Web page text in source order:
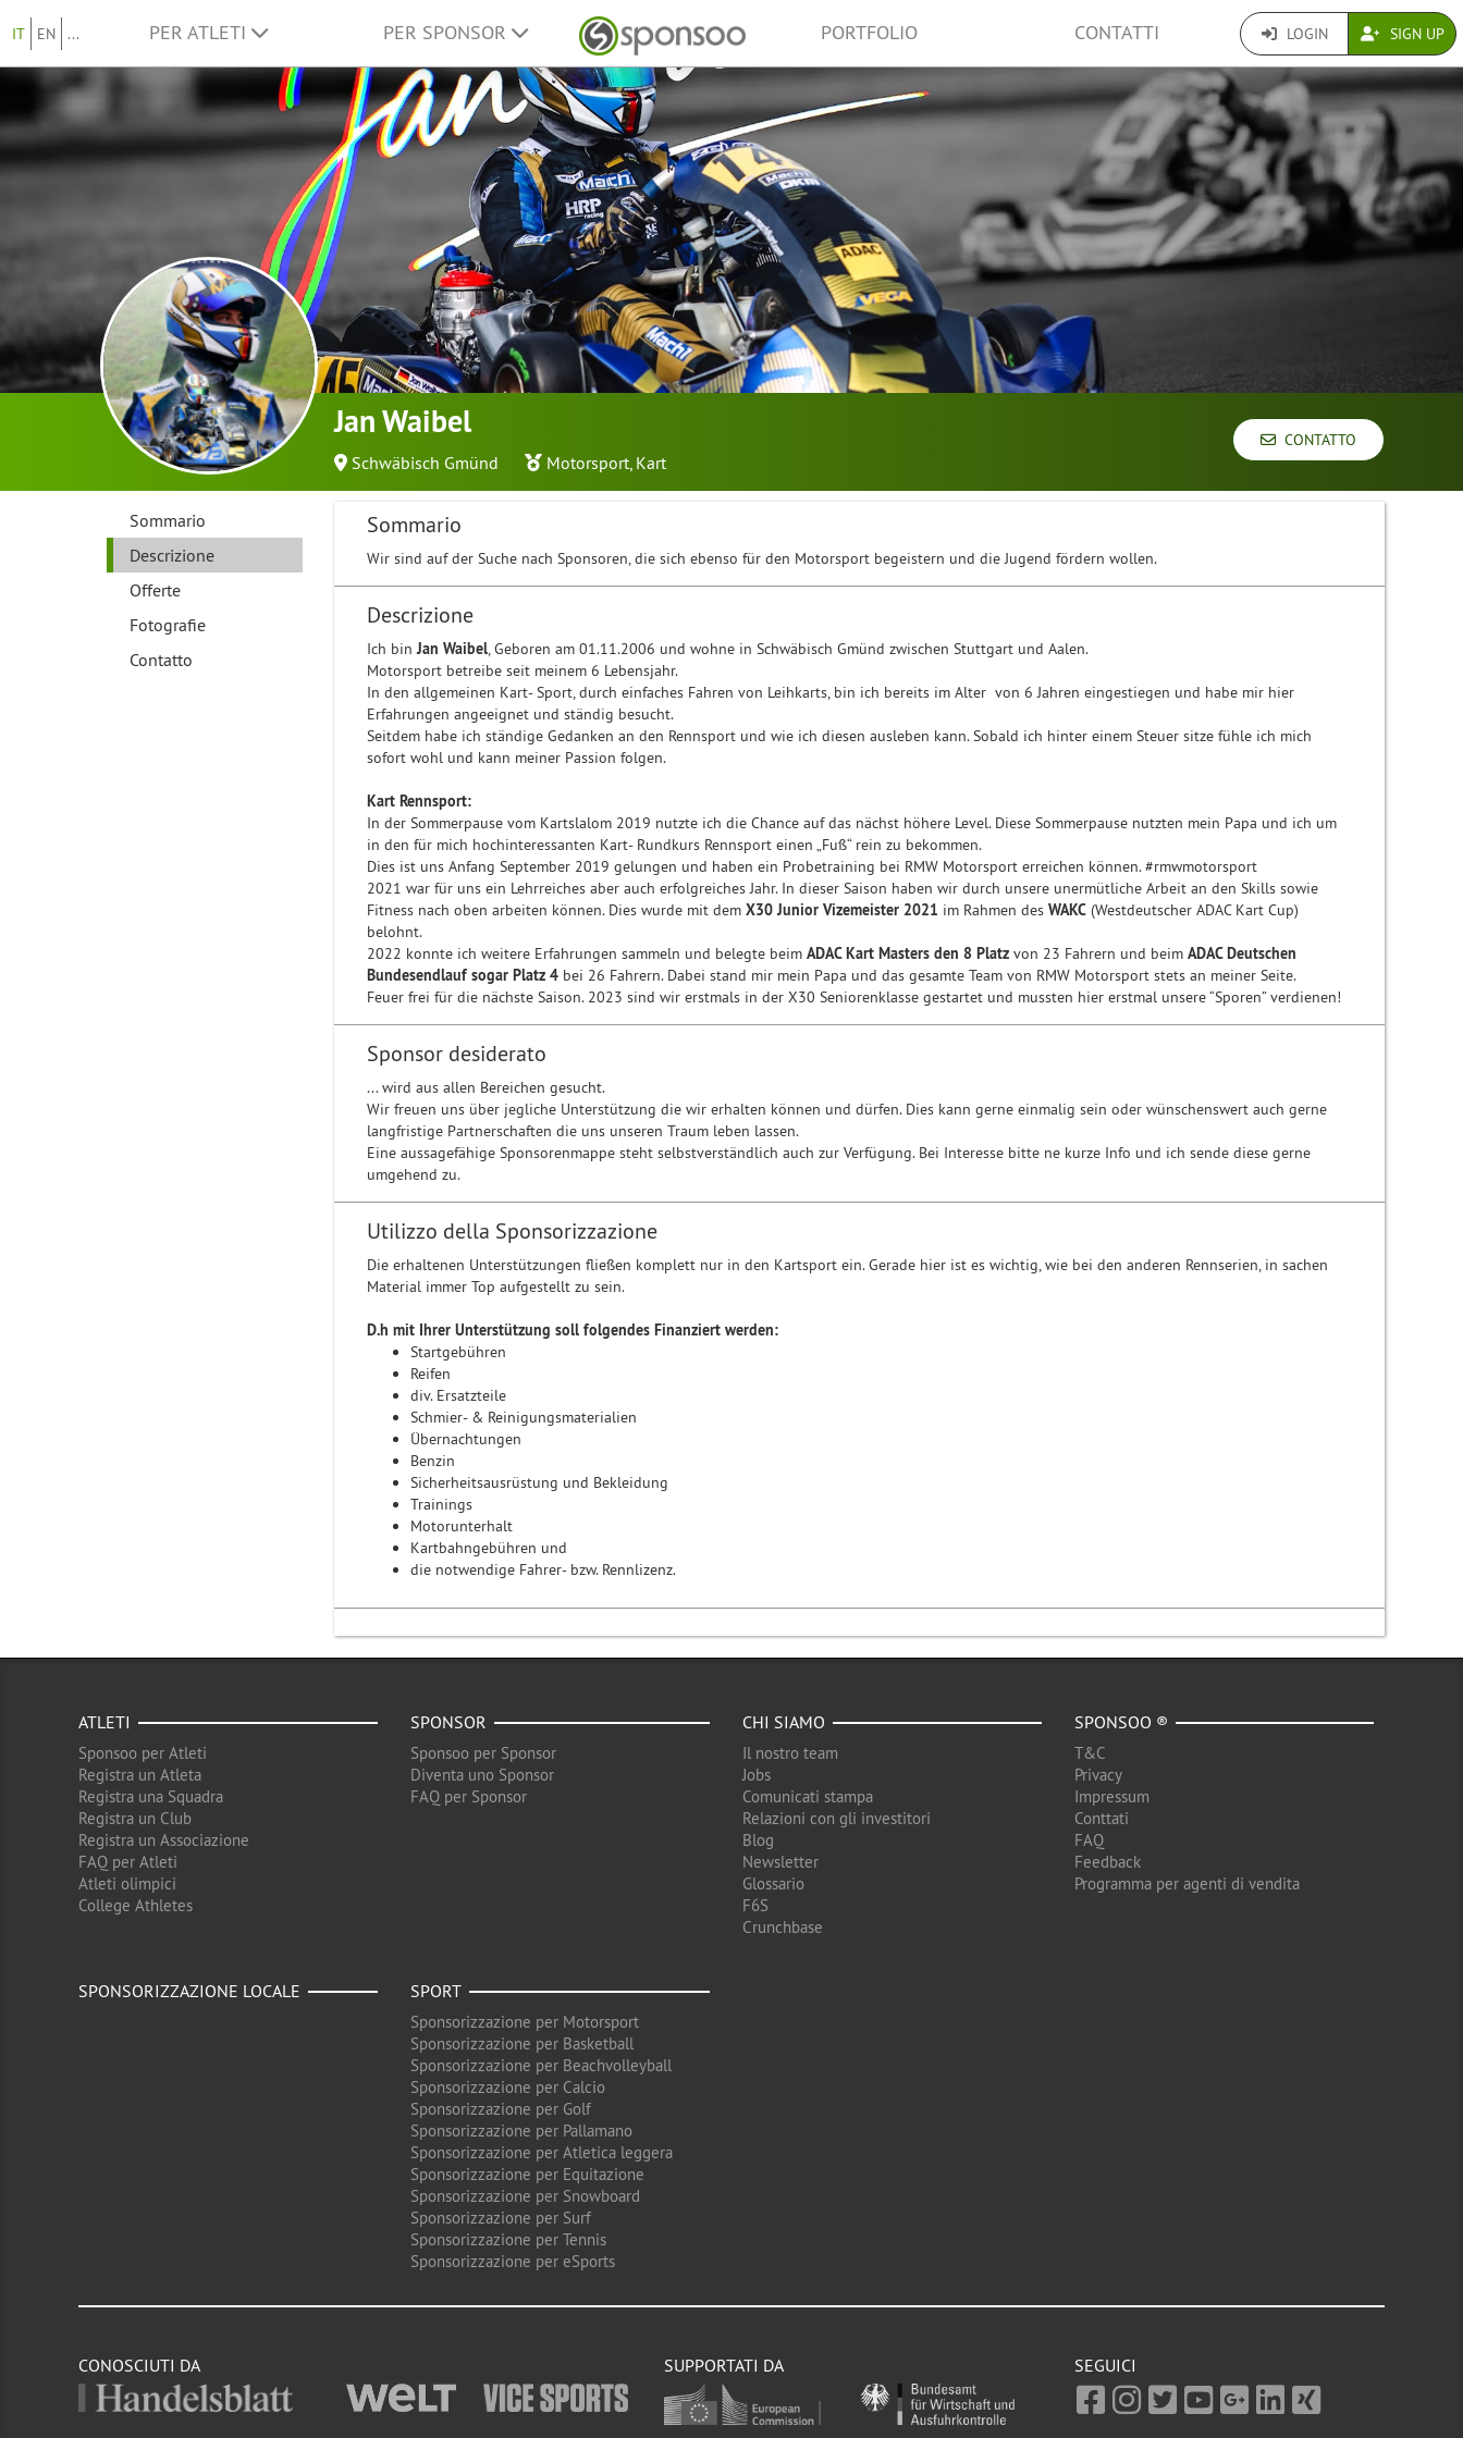
IT EN ... PER ATLETI PER SPONSOR PORTFOLIO CONTATTI LOGIN SIGN UP
Jan Waibel
Schwäbisch Gmünd Motorsport, Kart
CONTATTO
Sommario
Descrizione
Offerte
Fotografie
Contatto
Sommario
Wir sind auf der Suche nach Sponsoren, die sich ebenso für den Motorsport begeistern und die Jugend fördern wollen.
Descrizione
Ich binJan Waibel, Geboren am 01.11.2006 und wohne in Schwäbisch Gmünd zwischen Stuttgart und Aalen.
Motorsport betreibe seit meinem 6 Lebensjahr.
In den allgemeinen Kart- Sport, durch einfaches Fahren von Leihkarts, bin ich bereits im Alter von 6 Jahren eingestiegen und habe mir hier
Erfahrungen angeeignet und ständig besucht.
Seitdem habe ich ständige Gedanken an den Rennsport und wie ich diesen ausleben kann. Sobald ich hinter einem Steuer sitze fühle ich mich
sofort wohl und kann meiner Passion folgen.
Kart Rennsport:
In der Sommerpause vom Kartslalom 2019 nutzte ich die Chance auf das nächst höhere Level. Diese Sommerpause nutzten mein Papa und ich um
in den für mich hochinteressanten Kart- Rundkurs Rennsport einen „Fuß“ rein zu bekommen.
Dies ist uns Anfang September 2019 gelungen und haben ein Probetraining bei RMW Motorsport erreichen können. #rmwmotorsport
2021 war für uns ein Lehrreiches aber auch erfolgreiches Jahr. In dieser Saison haben wir durch unsere unermütliche Arbeit an den Skills sowie
Fitness nach oben arbeiten können. Dies wurde mit dem X30 Junior Vizemeister 2021 im Rahmen des WAKC (Westdeutscher ADAC Kart Cup)
belohnt.
2022 konnte ich weitere Erfahrungen sammeln und belegte beim ADAC Kart Masters den 8 Platz von 23 Fahrern und beim ADAC Deutschen
Bundesendlauf sogar Platz 4 bei 26 Fahrern. Dabei stand mir mein Papa und das gesamte Team von RMW Motorsport stets an meiner Seite.
Feuer frei für die nächste Saison. 2023 sind wir erstmals in der X30 Seniorenklasse gestartet und mussten hier erstmal unsere “Sporen” verdienen!
Sponsor desiderato
... wird aus allen Bereichen gesucht.
Wir freuen uns über jegliche Unterstützung die wir erhalten können und dürfen. Dies kann gerne einmalig sein oder wünschenswert auch gerne
langfristige Partnerschaften die uns unseren Traum leben lassen.
Eine aussagefähige Sponsorenmappe steht selbstverständlich auch zur Verfügung. Bei Interesse bitte ne kurze Info und ich sende diese gerne
umgehend zu.
Utilizzo della Sponsorizzazione
Die erhaltenen Unterstützungen fließen komplett nur in den Kartsport ein. Gerade hier ist es wichtig, wie bei den anderen Rennserien, in sachen
Material immer Top aufgestellt zu sein.
D.h mit Ihrer Unterstützung soll folgendes Finanziert werden:
Startgebühren
Reifen
div. Ersatzteile
Schmier- & Reinigungsmaterialien
Übernachtungen
Benzin
Sicherheitsausrüstung und Bekleidung
Trainings
Motorunterhalt
Kartbahngebühren und
die notwendige Fahrer- bzw. Rennlizenz.
ATLETI
Sponsoo per Atleti
Registra un Atleta
Registra una Squadra
Registra un Club
Registra un Associazione
FAQ per Atleti
Atleti olimpici
College Athletes
SPONSOR
Sponsoo per Sponsor
Diventa uno Sponsor
FAQ per Sponsor
CHI SIAMO
Il nostro team
Jobs
Comunicati stampa
Relazioni con gli investitori
Blog
Newsletter
Glossario
F6S
Crunchbase
SPONSOO ®
T&C
Privacy
Impressum
Conttati
FAQ
Feedback
Programma per agenti di vendita
SPONSORIZZAZIONE LOCALE SPORT
Sponsorizzazione per Motorsport
Sponsorizzazione per Basketball
Sponsorizzazione per Beachvolleyball
Sponsorizzazione per Calcio
Sponsorizzazione per Golf
Sponsorizzazione per Pallamano
Sponsorizzazione per Atletica leggera
Sponsorizzazione per Equitazione
Sponsorizzazione per Snowboard
Sponsorizzazione per Surf
Sponsorizzazione per Tennis
Sponsorizzazione per eSports
CONOSCIUTI DA SUPPORTATI DA SEGUICI